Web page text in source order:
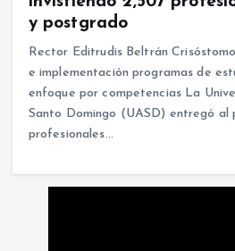
y postgrado
Rector Editrudis Beltrán
e implementación programas de
enfoque por competencias La
Santo Domingo (UASD) entregó al
profesionales…